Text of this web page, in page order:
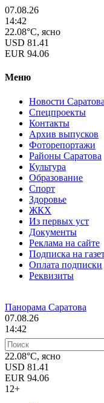
07.08.26
14:42
22.08°C, ясно
USD 81.41
EUR 94.06
Меню
Новости Саратова
Спецпроекты
Контакты
Архив выпусков
Фоторепортажи
Районы Саратова
Культура
Образование
Спорт
Здоровье
ЖКХ
Из пеpвых уст
Документы
Реклама на сайте
Подписка на
Оплата подписки
Реквизиты
Панорама Саратова
07.08.26
14:42
22.08°C, ясно
USD 81.41
EUR 94.06
12+